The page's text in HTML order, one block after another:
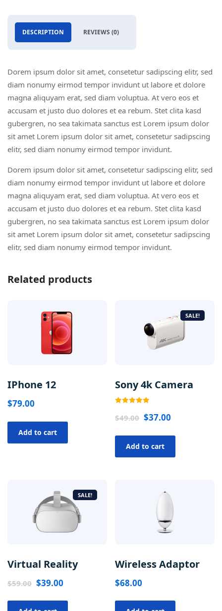
DESCRIPTION REVIEWS (0)
Dorem ipsum dolor sit amet, consetetur sadipscing elitr, sed
diam nonumy eirmod tempor invidunt ut labore et dolore
magna aliquyam erat, sed diam voluptua. At vero eos et
accusam et justo duo dolores et ea rebum. Stet clita kasd
gubergren, no sea takimata sanctus est Lorem ipsum dolor
sit amet Lorem ipsum dolor sit amet, consetetur sadipscing
elitr, sed diam nonumy eirmod tempor invidunt.
Dorem ipsum dolor sit amet, consetetur sadipscing elitr, sed
diam nonumy eirmod tempor invidunt ut labore et dolore
magna aliquyam erat, sed diam voluptua. At vero eos et
accusam et justo duo dolores et ea rebum. Stet clita kasd
gubergren, no sea takimata sanctus est Lorem ipsum dolor
sit amet Lorem ipsum dolor sit amet, consetetur sadipscing
elitr, sed diam nonumy eirmod tempor invidunt.
Related products
IPhone 12
$79.00
Add to cart
SALE!
Sony 4k Camera
5.00
out of 5
$49.00 $37.00
Add to cart
SALE!
Virtual Reality
$59.00 $39.00
Wireless Adaptor
$68.00